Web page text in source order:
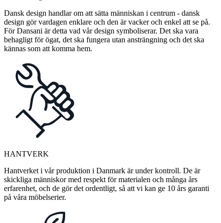
Dansk design handlar om att sätta människan i centrum - dansk
design gör vardagen enklare och den är vacker och enkel att se på.
För Dansani är detta vad vår design symboliserar. Det ska vara
behagligt för ögat, det ska fungera utan ansträngning och det ska
kännas som att komma hem.
HANTVERK
Hantverket i vår produktion i Danmark är under kontroll. De är
skickliga människor med respekt för materialen och många års
erfarenhet, och de gör det ordentligt, så att vi kan ge 10 års garanti
på våra möbelserier.